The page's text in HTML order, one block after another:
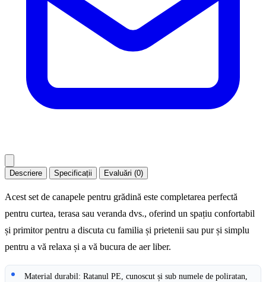
Descriere Specificații Evaluări (0)
Acest set de canapele pentru grădină este completarea perfectă
pentru curtea, terasa sau veranda dvs., oferind un spațiu confortabil
și primitor pentru a discuta cu familia și prietenii sau pur și simplu
pentru a vă relaxa și a vă bucura de aer liber.
Material durabil: Ratanul PE, cunoscut și sub numele de poliratan,